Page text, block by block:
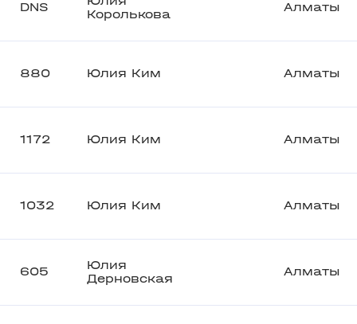
DNS
Королькова
Алматы
880 Юлия Ким Алматы
1172 Юлия Ким Алматы
1032 Юлия Ким Алматы
605
Юлия
Дерновская
Алматы